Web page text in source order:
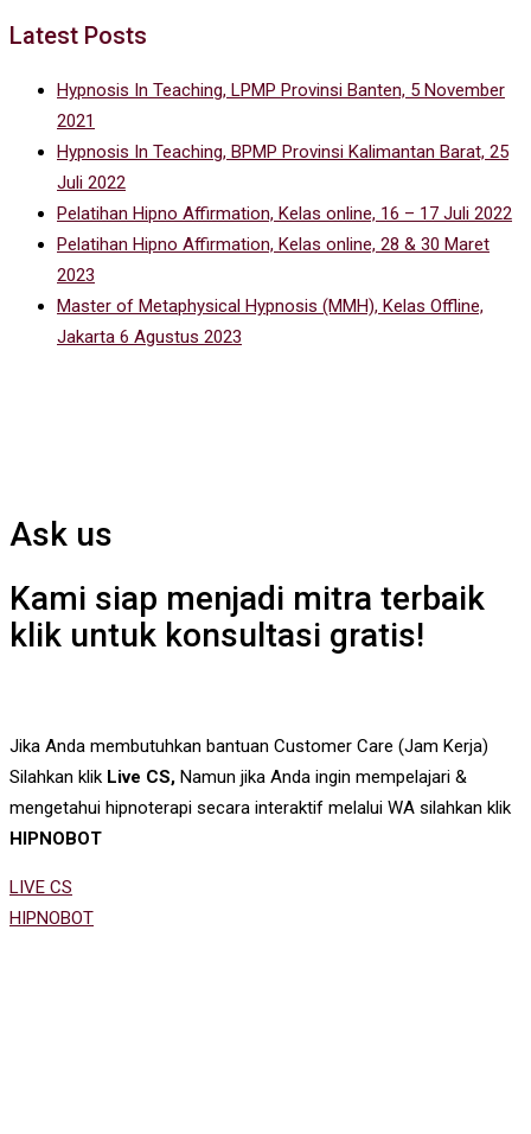
Latest Posts
Hypnosis In Teaching, LPMP Provinsi Banten, 5 November
2021
Hypnosis In Teaching, BPMP Provinsi Kalimantan Barat, 25
Juli 2022
Pelatihan Hipno Affirmation, Kelas online, 16 – 17 Juli 2022
Pelatihan Hipno Affirmation, Kelas online, 28 & 30 Maret
2023
Master of Metaphysical Hypnosis (MMH), Kelas Offline,
Jakarta 6 Agustus 2023
Ask us
Kami siap menjadi mitra terbaik
klik untuk konsultasi gratis!
Jika Anda membutuhkan bantuan Customer Care (Jam Kerja)
Silahkan klik Live CS, Namun jika Anda ingin mempelajari &
mengetahui hipnoterapi secara interaktif melalui WA silahkan klik
HIPNOBOT
LIVE CS
HIPNOBOT